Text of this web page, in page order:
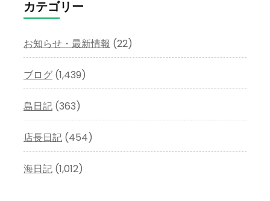
イ
ブ
カテゴリー
お知らせ・最新情報 (22)
ブログ (1,439)
島日記 (363)
店長日記 (454)
海日記 (1,012)